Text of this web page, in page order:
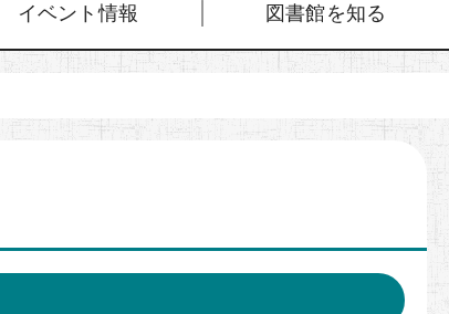
イベント情報 図書館を知る